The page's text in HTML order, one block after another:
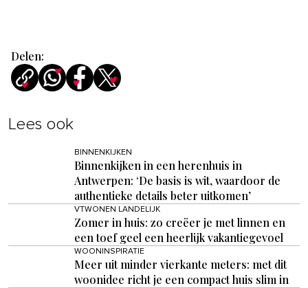
Delen:
Lees ook
BINNENKIJKEN
Binnenkijken in een herenhuis in
Antwerpen: ‘De basis is wit, waardoor de
authentieke details beter uitkomen’
VTWONEN LANDELIJK
Zomer in huis: zo creëer je met linnen en
een toef geel een heerlijk vakantiegevoel
WOONINSPIRATIE
Meer uit minder vierkante meters: met dit
woonidee richt je een compact huis slim in